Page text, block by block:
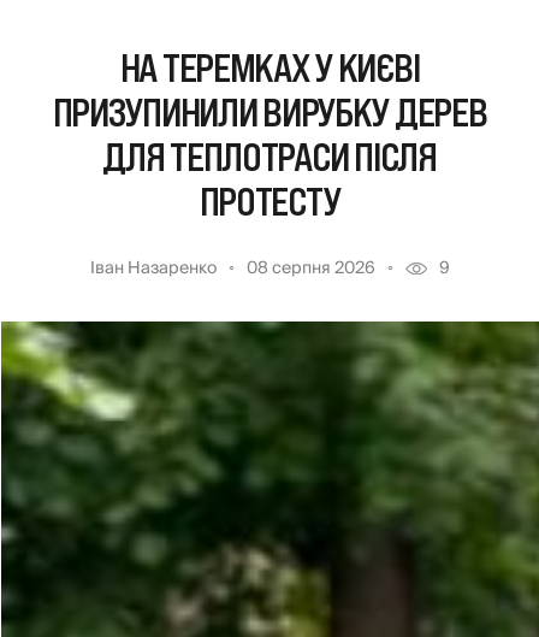
НА ТЕРЕМКАХ У КИЄВІ
ПРИЗУПИНИЛИ ВИРУБКУ ДЕРЕВ
ДЛЯ ТЕПЛОТРАСИ ПІСЛЯ
ПРОТЕСТУ
Іван Назаренко 08 серпня 2026 9